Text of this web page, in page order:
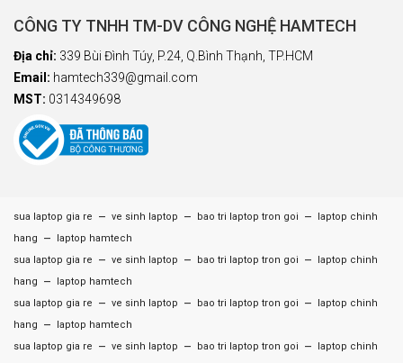
CÔNG TY TNHH TM-DV CÔNG NGHỆ HAMTECH
Địa chỉ: 339 Bùi Đình Túy, P.24, Q.Bình Thạnh, TP.HCM
Email: hamtech339@gmail.com
MST: 0314349698
sua laptop gia re – ve sinh laptop – bao tri laptop tron goi –
laptop chinh
hang
–
laptop hamtech
sua laptop gia re
– ve sinh laptop – bao tri laptop tron goi –
laptop chinh
hang
–
laptop hamtech
sua laptop gia re
– ve sinh laptop – bao tri laptop tron goi –
laptop chinh
hang
–
laptop hamtech
sua laptop gia re
– ve sinh laptop – bao tri laptop tron goi –
laptop chinh